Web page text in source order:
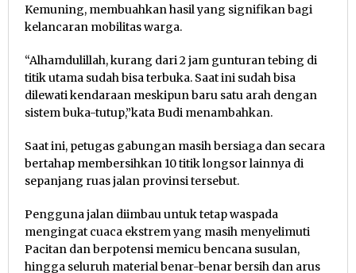
Kemuning, membuahkan hasil yang signifikan bagi
kelancaran mobilitas warga.
“Alhamdulillah, kurang dari 2 jam gunturan tebing di
titik utama sudah bisa terbuka. Saat ini sudah bisa
dilewati kendaraan meskipun baru satu arah dengan
sistem buka-tutup,”kata Budi menambahkan.
Saat ini, petugas gabungan masih bersiaga dan secara
bertahap membersihkan 10 titik longsor lainnya di
sepanjang ruas jalan provinsi tersebut.
Pengguna jalan diimbau untuk tetap waspada
mengingat cuaca ekstrem yang masih menyelimuti
Pacitan dan berpotensi memicu bencana susulan,
hingga seluruh material benar-benar bersih dan arus